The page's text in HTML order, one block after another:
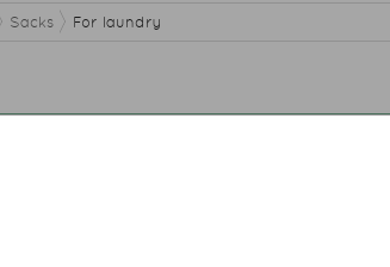
Sacks For laundry
Il Cestone porta oggetti
eccellenza. Capiente e
più disparati in ogni